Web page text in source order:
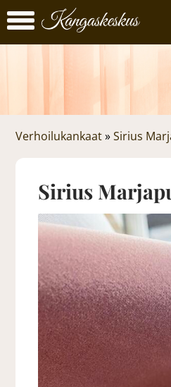
Verhoilukankaat »Sirius
Sirius